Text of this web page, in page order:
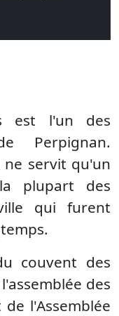
est l'un des
Perpignan.
ne servit qu'un
plupart des
qui furent
couvent des
des
l'Assemblée